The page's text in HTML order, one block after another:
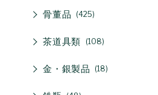
骨董品 425
茶道具類 108
金・銀製品 18